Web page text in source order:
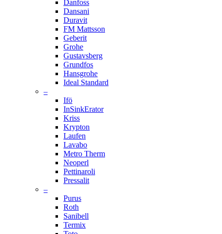
Danfoss
Dansani
Duravit
FM Mattsson
Geberit
Grohe
Gustavsberg
Grundfos
Hansgrohe
Ideal Standard
–
Ifö
InSinkErator
Kriss
Krypton
Laufen
Lavabo
Metro Therm
Neoperl
Pettinaroli
Pressalit
–
Purus
Roth
Sanibell
Termix